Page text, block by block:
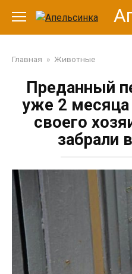
контенту
Главная » Животные
Преданный
уже 2 месяца
своего
забрали